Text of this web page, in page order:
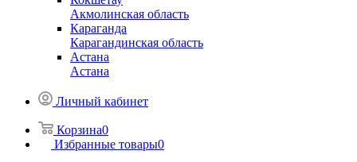
Акмолинская область
Караганда
Карагандинская область
Астана
Астана
Личный кабинет
Корзина0
Избранные товары0